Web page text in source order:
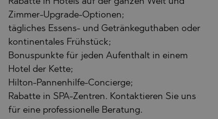
Zimmer-Upgrade-Optionen;
tägliches Essens- und Getränkeguthaben oder
kontinentales Frühstück;
Bonuspunkte für jeden Aufenthalt in einem
Hotel der Kette;
Hilton-Pannenhilfe-Concierge;
Rabatte in SPA-Zentren. Kontaktieren Sie uns
für eine professionelle Beratung.